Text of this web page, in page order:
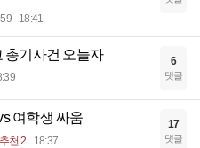
18:41
총기사건 오늘자 6
댓글
여학생 싸움
추천 2 18:37
17
댓글